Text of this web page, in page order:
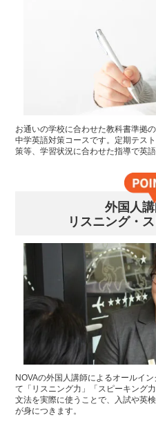
お通いの学校に合わせた教科書準拠
中学英語対策コースです。定期テス
策等、学習状況に合わせた指導で英
外国人
リスニング・
NOVAの外国人講師によるオールイ
て「リスニング力」「スピーキング
文法を実際に使うことで、入試や英
が身につきます。